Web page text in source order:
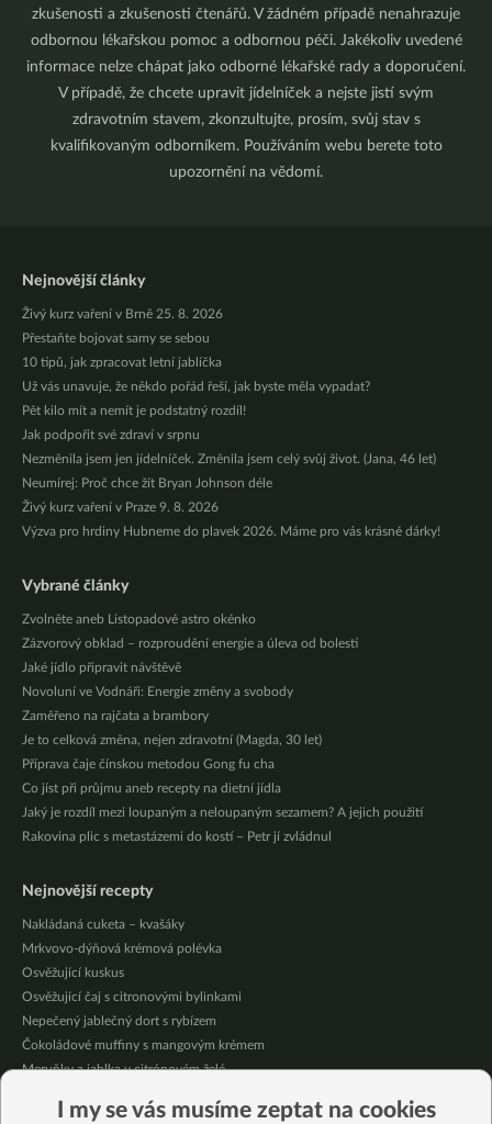
zkušenosti a zkušenosti čtenářů. V žádném případě nenahrazuje
odbornou lékařskou pomoc a odbornou péči. Jakékoliv uvedené
informace nelze chápat jako odborné lékařské rady a doporučení.
V případě, že chcete upravit jídelníček a nejste jistí svým
zdravotním stavem, zkonzultujte, prosím, svůj stav s
kvalifikovaným odborníkem. Používáním webu berete toto
upozornění na vědomí.
Nejnovější články
Živý kurz vaření v Brně 25. 8. 2026
Přestaňte bojovat samy se sebou
10 tipů, jak zpracovat letní jablíčka
Už vás unavuje, že někdo pořád řeší, jak byste měla vypadat?
Pět kilo mít a nemít je podstatný rozdíl!
Jak podpořit své zdraví v srpnu
Nezměnila jsem jen jídelníček. Změnila jsem celý svůj život. (Jana, 46 let)
Neumírej: Proč chce žít Bryan Johnson déle
Živý kurz vaření v Praze 9. 8. 2026
Výzva pro hrdiny Hubneme do plavek 2026. Máme pro vás krásné dárky!
Vybrané články
Zvolněte aneb Listopadové astro okénko
Zázvorový obklad – rozproudění energie a úleva od bolesti
Jaké jídlo připravit návštěvě
Novoluní ve Vodnáři: Energie změny a svobody
Zaměřeno na rajčata a brambory
Je to celková změna, nejen zdravotní (Magda, 30 let)
Příprava čaje čínskou metodou Gong fu cha
Co jíst při průjmu aneb recepty na dietní jídla
Jaký je rozdíl mezi loupaným a neloupaným sezamem? A jejich použití
Rakovina plic s metastázemi do kostí – Petr jí zvládnul
Nejnovější recepty
Nakládaná cuketa – kvašáky
Mrkvovo-dýňová krémová polévka
Osvěžující kuskus
Osvěžující čaj s citronovými bylinkami
Nepečený jablečný dort s rybízem
Čokoládové muffiny s mangovým krémem
Meruňky a jablka v citrónovém želé
Celozrnná rýže basmati se zeleninou
I my se vás musíme zeptat na cookies